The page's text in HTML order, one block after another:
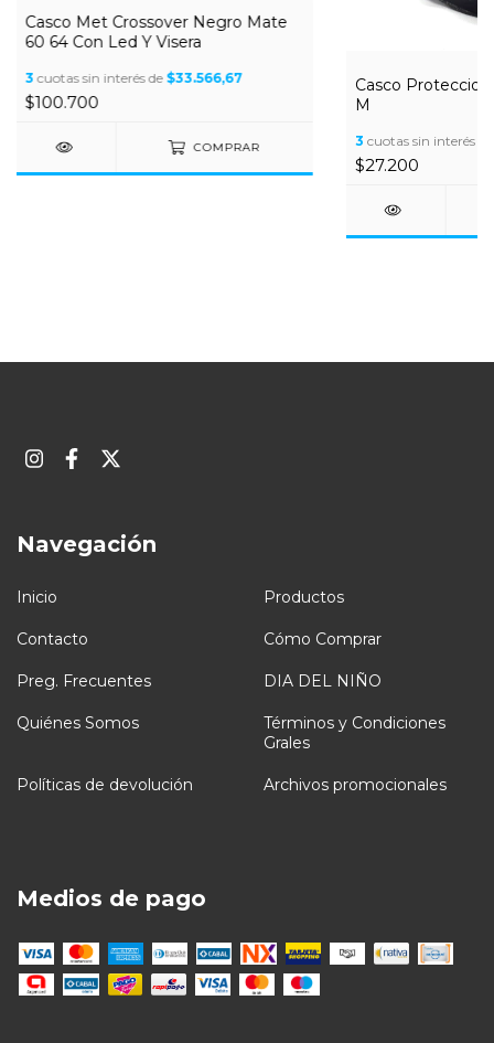
Casco Met Crossover Negro Mate
60 64 Con Led Y Visera
3 cuotas sin interés de $33.566,67
$100.700
COMPRAR
Casco
M
3 cuotas sin interés
$27.200
Navegación
Inicio Productos
Contacto Cómo Comprar
Preg. Frecuentes DIA DEL NIÑO
Quiénes Somos
Términos y Condiciones
Grales
Políticas de devolución Archivos promocionales
Medios de pago